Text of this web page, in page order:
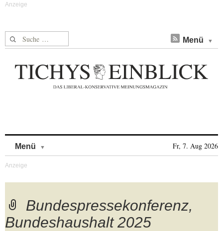
Suche nach: Menü
Menü Fr, 7. Aug 2026
Bundespressekonferenz,
Bundeshaushalt 2025